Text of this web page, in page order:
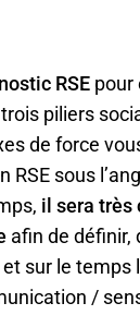
RSE pour
piliers
de force
sous
il sera très
afin de définir,
sur le
/